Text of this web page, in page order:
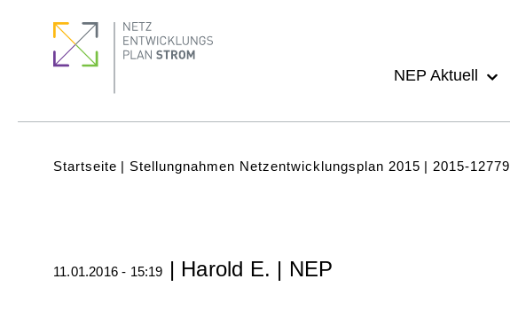
NEP Aktuell
(Main)Pfadnavigation
Startseite Stellungnahmen Netzentwicklungsplan 2015
2015-12779
11.01.2016 - 15:19 | Harold E. | NEP
Menu
quick
links